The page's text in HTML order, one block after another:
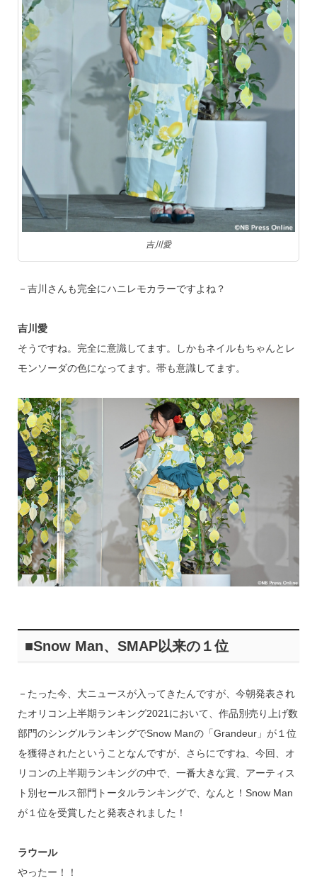
吉川愛
－吉川さんも完全にハニレモカラーですよね？
吉川愛
そうですね。完全に意識してます。しかもネイルもちゃんとレ
モンソーダの色になってます。帯も意識してます。
■Snow Man、SMAP以来の１位
－たった今、大ニュースが入ってきたんですが、今朝発表され
たオリコン上半期ランキング2021において、作品別売り上げ数
部門のシングルランキングでSnow Manの「Grandeur」が１位
を獲得されたということなんですが、さらにですね、今回、オ
リコンの上半期ランキングの中で、一番大きな賞、アーティス
ト別セールス部門トータルランキングで、なんと！Snow Man
が１位を受賞したと発表されました！
ラウール
やったー！！